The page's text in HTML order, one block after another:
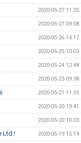
2020-05-27 11:25
2020-05-27 09:08
2020-05-26 14:17
2020-05-25 10:03
2020-05-24 12:48
2020-05-23 09:38
2020-05-21 11:55
2020-05-20 13:41
2020-05-20 10:03
Ltd ! 2020-05-19 15:14